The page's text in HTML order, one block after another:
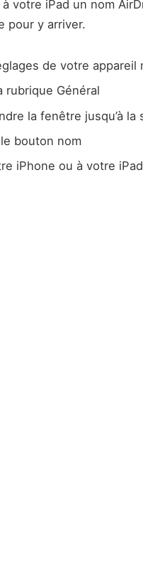
votre iPad un nom
pour y arriver.
de votre appareil
rubrique Général
la fenêtre jusqu’à
bouton nom
iPhone ou à votre